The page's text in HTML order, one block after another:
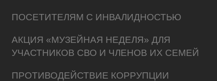
ПОСЕТИТЕЛЯМ С ИНВАЛИДНОСТЬЮ
АКЦИЯ «МУЗЕЙНАЯ НЕДЕЛЯ» ДЛЯ
УЧАСТНИКОВ СВО И ЧЛЕНОВ ИХ СЕМЕЙ
ПРОТИВОДЕЙСТВИЕ КОРРУПЦИИ